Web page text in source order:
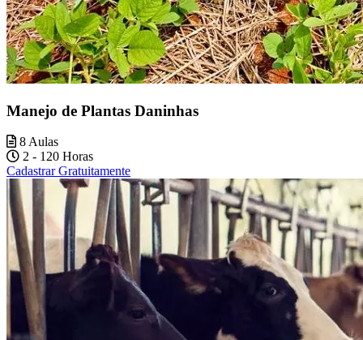
Manejo de Plantas Daninhas
8 Aulas
2 - 120 Horas
Cadastrar Gratuitamente